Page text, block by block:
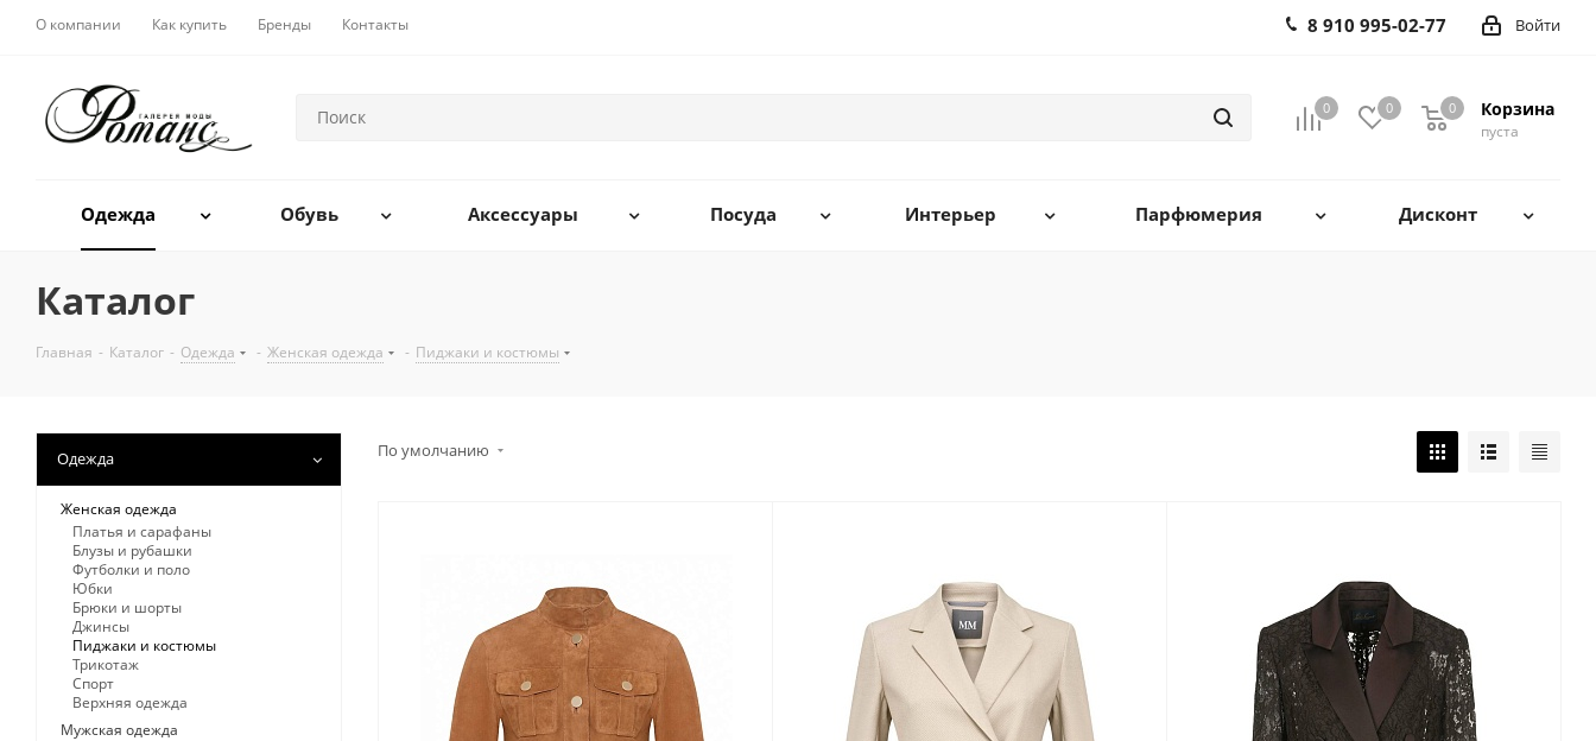
О компании Как купить Бренды Контакты Войти
8 910 995-02-77
0 0 Корзина
0
пуста
0
Одежда Обувь Аксессуары Посуда Интерьер Парфюмерия Дисконт
Каталог
Главная - Каталог - Одежда - Женская одежда - Пиджаки и костюмы
По умолчанию
Одежда
Женская одежда
Платья и сарафаны
Блузы и рубашки
Футболки и поло
Юбки
Брюки и шорты
Джинсы
Пиджаки и костюмы
Трикотаж
Спорт
Верхняя одежда
Мужская одежда